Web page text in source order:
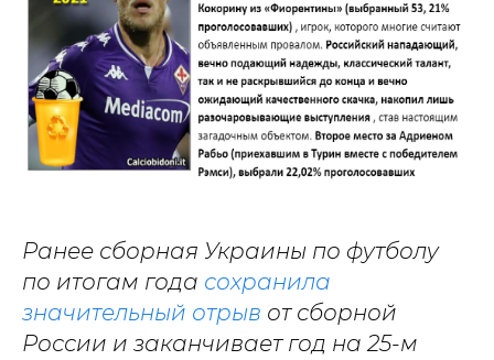
Ранее сборная Украины по футболу
по итогам года сохранила
значительный отрыв от сборной
России и заканчивает год на 25-м